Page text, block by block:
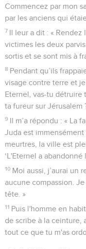
Commencez par mon
par les anciens qui
7 Il leur a dit : «
victimes les deux
sortis et se sont mis à
8 Pendant qu’ils
visage contre terre et
Eternel, vas-tu détruire
ta fureur sur Jérusalem
9 Il m’a répondu : « La
Juda est
meurtres, la ville est
‘L'Eternel a
10 Moi aussi, j’aurai un
aucune compassion.
tête. »
11 Puis l'homme en
de scribe à la ceinture,
tout ce que tu m'as